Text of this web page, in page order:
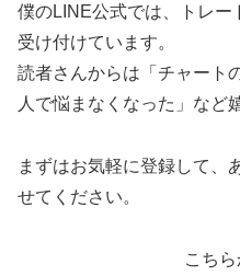
僕のLINE公式では、トレー
受け付けています。
読者さんからは「チャート
人で悩まなくなった」など
まずはお気軽に登録して、
せてください。
こち